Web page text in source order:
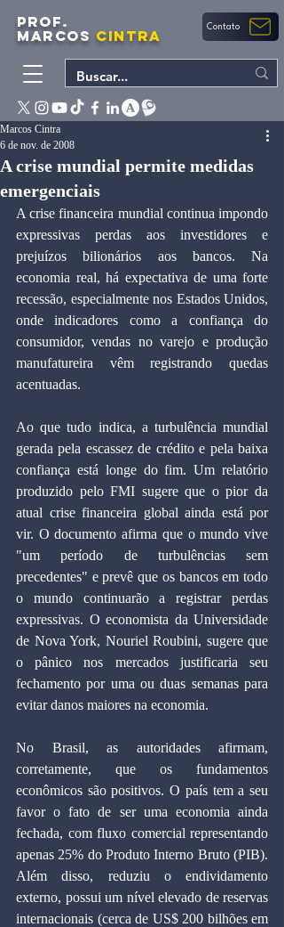
PROF.
MARCOS CINTRA Contato
A crise mundial permite medidas
emergenciais
Marcos Cintra
6 de nov. de 2008
A crise financeira mundial continua impondo
expressivas perdas aos investidores e
prejuízos bilionários aos bancos. Na
economia real, há expectativa de uma forte
recessão, especialmente nos Estados Unidos,
onde indicadores como a confiança do
consumidor, vendas no varejo e produção
manufatureira vêm registrando quedas
acentuadas.
Ao que tudo indica, a turbulência mundial
gerada pela escassez de crédito e pela baixa
confiança está longe do fim. Um relatório
produzido pelo FMI sugere que o pior da
atual crise financeira global ainda está por
vir. O documento afirma que o mundo vive
"um período de turbulências sem
precedentes" e prevê que os bancos em todo
o mundo continuarão a registrar perdas
expressivas. O economista da Universidade
de Nova York, Nouriel Roubini, sugere que
o pânico nos mercados justificaria seu
fechamento por uma ou duas semanas para
evitar danos maiores na economia.
No Brasil, as autoridades afirmam,
corretamente, que os fundamentos
econômicos são positivos. O país tem a seu
favor o fato de ser uma economia ainda
fechada, com fluxo comercial representando
apenas 25% do Produto Interno Bruto (PIB).
Além disso, reduziu o endividamento
externo, possui um nível elevado de reservas
internacionais (cerca de US$ 200 bilhões em